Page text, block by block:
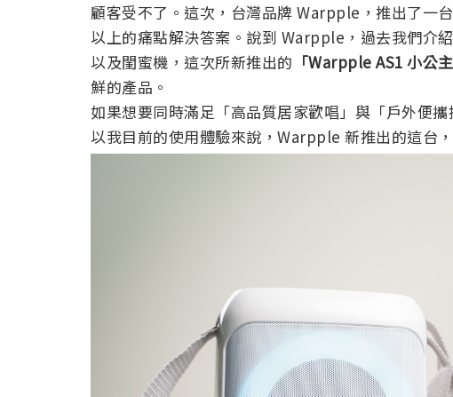
顧客受不了。這次，台灣品牌 Warpple，推出了一台
以上的痛點解決答案。說到 Warpple，過去我們介
以及閨蜜機，這次所新推出的 「Warpple AS1 小公
鮮的產品。
如果想要同時滿足「高品質居家歡唱」與「戶外便
以我目前的使用體驗來說，Warpple 新推出的這台